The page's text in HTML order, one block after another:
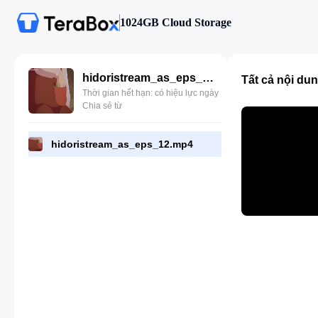
1024GB Cloud Storage
hidoristream_as_eps_12.mp4
Thời gian hết hạn: có hiệu lực ngày
Chia sẻ từ
hidoristream_as_eps_12.mp4
Tất cả nội